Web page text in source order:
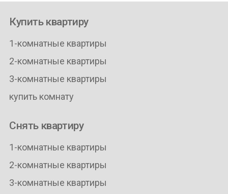
Купить квартиру
1-комнатные квартиры
2-комнатные квартиры
3-комнатные квартиры
купить комнату
Снять квартиру
1-комнатные квартиры
2-комнатные квартиры
3-комнатные квартиры